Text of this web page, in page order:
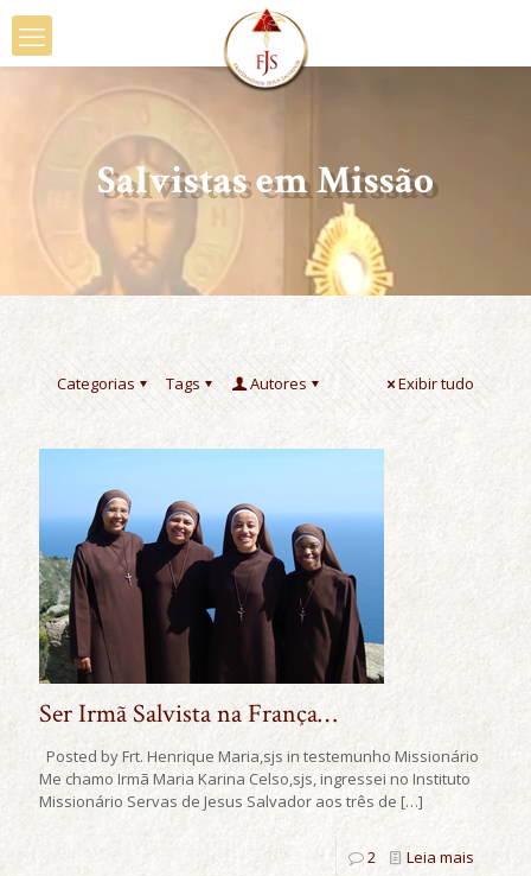
Salvistas em Missão
Categorias Tags Autores Exibir tudo
Ser Irmã Salvista na França…
Posted by Frt. Henrique Maria,sjs in testemunho Missionário
Me chamo Irmã Maria Karina Celso,sjs, ingressei no Instituto
Missionário Servas de Jesus Salvador aos três de […]
2 Leia mais